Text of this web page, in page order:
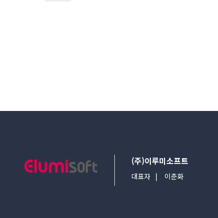
(주)이루미소프트
대표자 이춘화